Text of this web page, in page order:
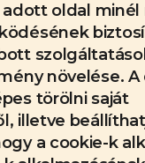
adott oldal minél
növelése. A
törölni saját
illetve
a cookie-k